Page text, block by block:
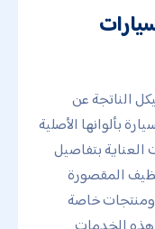
الناتجة عن
بألوانها الأصلية
بتفاصيل
المقصورة
ومنتجات خاصة